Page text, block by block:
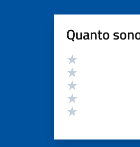
Quanto
Valutazione